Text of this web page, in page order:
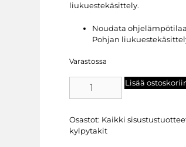
liukuestekäsittely.
Noudata
Pohjan
Varastossa
Lisää
Osastot: Kaikki
kylpytakit